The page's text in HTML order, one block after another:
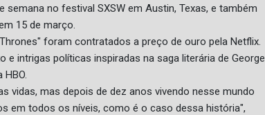
no festival SXSW em Austin, Texas, e também
15 de março.
foram contratados a preço de ouro pela Netflix.
e intrigas políticas inspiradas na saga literária de George
vidas, mas depois de dez anos vivendo nesse mundo
em todos os níveis, como é o caso dessa história",